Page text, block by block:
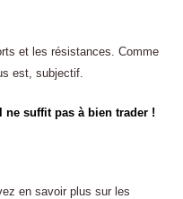
et les résistances. Comme
est, subjectif.
ne suffit pas à bien trader !
en savoir plus sur les